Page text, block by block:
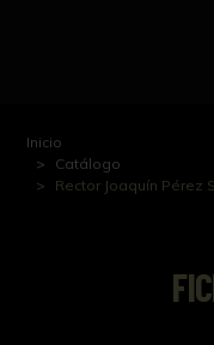
Inicio
Catálogo
Rector Joaquín Pérez